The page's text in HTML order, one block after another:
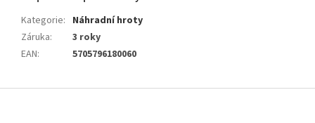
Kategorie: Náhradní hroty
Záruka:
3 roky
EAN: 5705796180060